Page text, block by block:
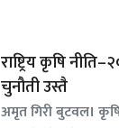
राष्ट्रिय कृषि
चुनौती उस्तै
अमृत गिरी बुटवल।